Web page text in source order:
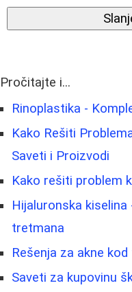
Pročitajte i...
Rinoplastika -
Kako Rešiti
Saveti i Proizvodi
Kako rešiti problem
Hijaluronska
tretmana
Rešenja za akne
Saveti za kupovinu